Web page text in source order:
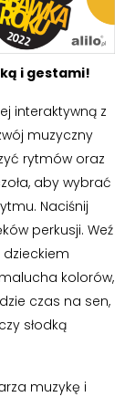
i gestami!
interaktywną z
muzyczny
rytmów oraz
aby wybrać
Naciśnij
perkusji. Weź
dzieckiem
kolorów,
czas na sen,
słodką
muzykę i